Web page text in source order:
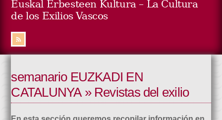
Euskal Erbesteen Kultura – La Cultura
de los Exilios Vascos
semanario EUZKADI EN
CATALUNYA » Revistas del exilio